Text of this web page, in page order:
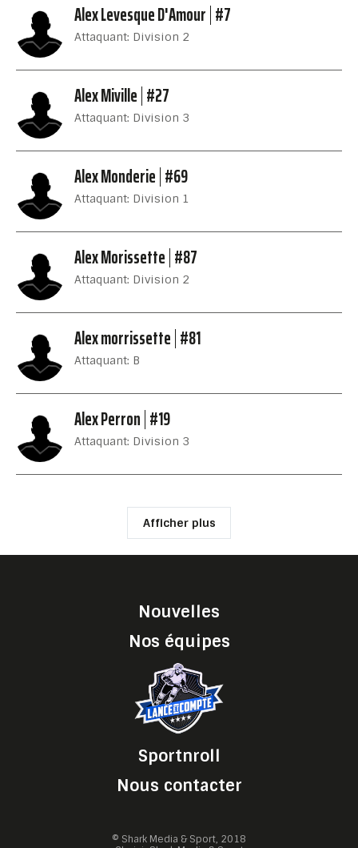
Alex Levesque D'Amour #7
Attaquant: Division 2
Alex Miville #27
Attaquant: Division 3
Alex Monderie #69
Attaquant: Division 1
Alex Morissette #87
Attaquant: Division 2
Alex morrissette #81
Attaquant: B
Alex Perron #19
Attaquant: Division 3
Afficher plus
Nouvelles
Nos équipes
Sportnroll
Nous contacter
© Shark Media & Sport, 2018